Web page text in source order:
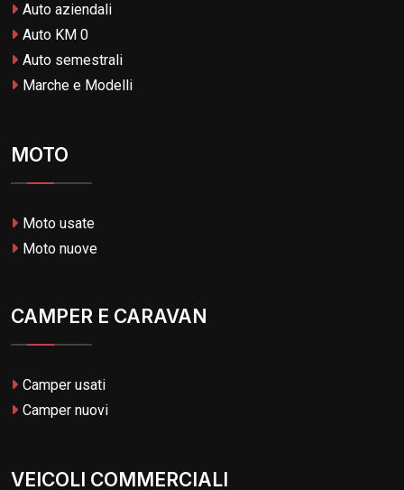
Auto aziendali
Auto KM 0
Auto semestrali
Marche e Modelli
MOTO
Moto usate
Moto nuove
CAMPER E CARAVAN
Camper usati
Camper nuovi
VEICOLI COMMERCIALI